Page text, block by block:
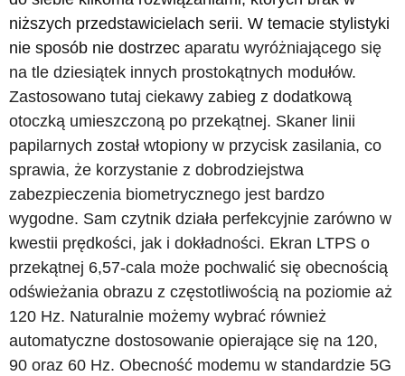
niższych przedstawicielach serii. W temacie stylistyki
nie sposób nie dostrzec aparatu wyróżniającego się
na tle dziesiątek innych prostokątnych modułów.
Zastosowano tutaj ciekawy zabieg z dodatkową
otoczką umieszczoną po przekątnej. Skaner linii
papilarnych został wtopiony w przycisk zasilania, co
sprawia, że korzystanie z dobrodziejstwa
zabezpieczenia biometrycznego jest bardzo
wygodne. Sam czytnik działa perfekcyjnie zarówno w
kwestii prędkości, jak i dokładności. Ekran LTPS o
przekątnej 6,57-cala może pochwalić się obecnością
odświeżania obrazu z częstotliwością na poziomie aż
120 Hz. Naturalnie możemy wybrać również
automatyczne dostosowanie opierające się na 120,
90 oraz 60 Hz. Obecność modemu w standardzie 5G